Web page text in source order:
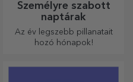
Személyre szabott
naptárak
Az év legszebb pillanatait
hozó hónapok!